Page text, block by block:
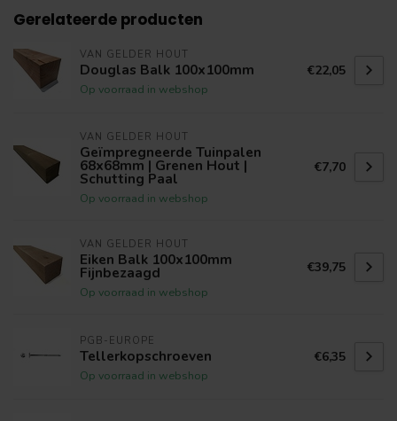
Gerelateerde producten
VAN GELDER HOUT
Douglas Balk 100x100mm
Op voorraad in webshop
€22,05
VAN GELDER HOUT
Geïmpregneerde Tuinpalen
68x68mm | Grenen Hout |
Schutting Paal
Op voorraad in webshop
€7,70
VAN GELDER HOUT
Eiken Balk 100x100mm
Fijnbezaagd
Op voorraad in webshop
€39,75
PGB-EUROPE
Tellerkopschroeven
Op voorraad in webshop
€6,35